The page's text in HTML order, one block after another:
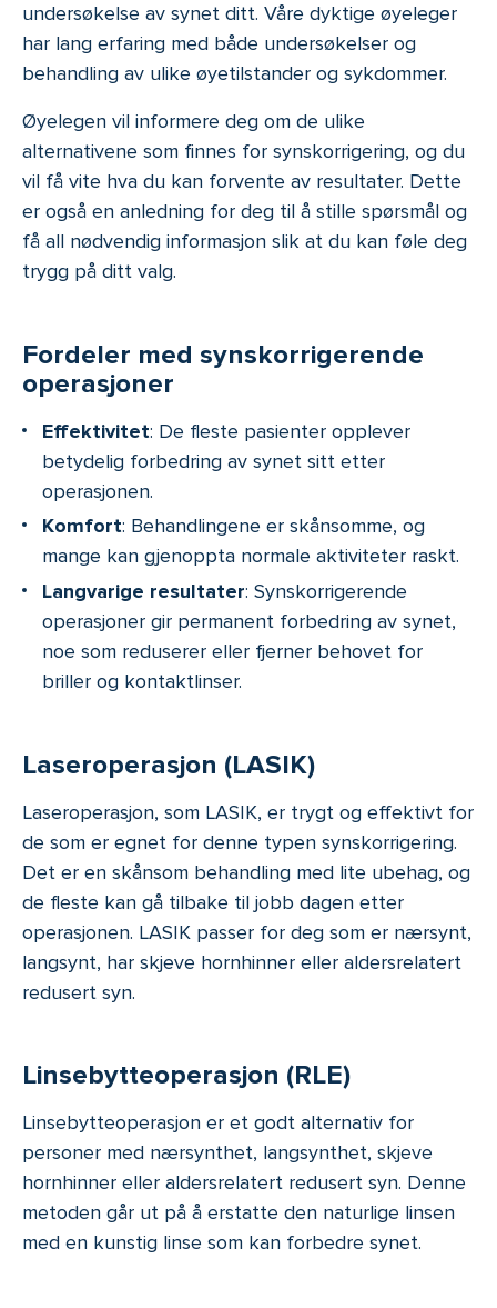
undersøkelse av synet ditt. Våre dyktige øyeleger
har lang erfaring med både undersøkelser og
behandling av ulike øyetilstander og sykdommer.
Øyelegen vil informere deg om de ulike
alternativene som finnes for synskorrigering, og du
vil få vite hva du kan forvente av resultater. Dette
er også en anledning for deg til å stille spørsmål og
få all nødvendig informasjon slik at du kan føle deg
trygg på ditt valg.
Fordeler med synskorrigerende
operasjoner
Effektivitet: De fleste pasienter opplever
betydelig forbedring av synet sitt etter
operasjonen.
Komfort: Behandlingene er skånsomme, og
mange kan gjenoppta normale aktiviteter raskt.
Langvarige resultater: Synskorrigerende
operasjoner gir permanent forbedring av synet,
noe som reduserer eller fjerner behovet for
briller og kontaktlinser.
Laseroperasjon (LASIK)
Laseroperasjon, som LASIK, er trygt og effektivt for
de som er egnet for denne typen synskorrigering.
Det er en skånsom behandling med lite ubehag, og
de fleste kan gå tilbake til jobb dagen etter
operasjonen. LASIK passer for deg som er nærsynt,
langsynt, har skjeve hornhinner eller aldersrelatert
redusert syn.
Linsebytteoperasjon (RLE)
Linsebytteoperasjon er et godt alternativ for
personer med nærsynthet, langsynthet, skjeve
hornhinner eller aldersrelatert redusert syn. Denne
metoden går ut på å erstatte den naturlige linsen
med en kunstig linse som kan forbedre synet.